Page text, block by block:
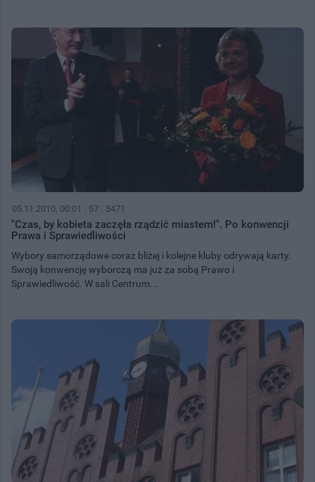
05.11.2010, 00:01 57 5471
"Czas, by kobieta zaczęła rządzić miastem!". Po konwencji
Prawa i Sprawiedliwości
Wybory samorządowe coraz bliżej i kolejne kluby odrywają karty.
Swoją konwencję wyborczą ma już za sobą Prawo i
Sprawiedliwość. W sali Centrum...